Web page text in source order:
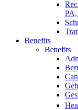
Benefits
Benefits